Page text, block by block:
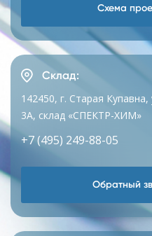
Схема
Склад:
142450, г. Старая
3А, склад «СПЕКТР-ХИМ»
+7 (495) 249-88-05
Обратный